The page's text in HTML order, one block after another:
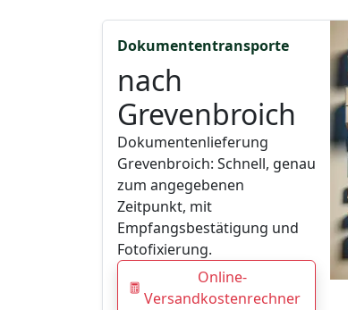
Dokumententransporte
nach
Grevenbroich
Dokumentenlieferung
Grevenbroich: Schnell, genau
zum angegebenen
Zeitpunkt, mit
Empfangsbestätigung und
Fotofixierung.
Online-
Versandkostenrechner